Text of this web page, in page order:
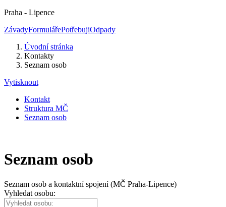
Praha - Lipence
ZávadyFormulářePotřebujiOdpady
Úvodní stránka
Kontakty
Seznam osob
Vytisknout
Kontakt
Struktura MČ
Seznam osob
Seznam osob
Seznam osob a kontaktní spojení (MČ Praha-Lipence)
Vyhledat osobu: